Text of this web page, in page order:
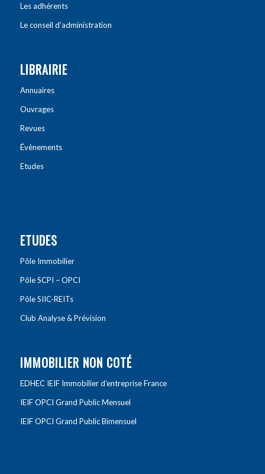
Les adhérents
Le conseil d’administration
LIBRAIRIE
Annuaires
Ouvrages
Revues
Évènements
Etudes
ETUDES
Pôle Immobilier
Pôle SCPI – OPCI
Pôle SIIC-REITs
Club Analyse & Prévision
IMMOBILIER NON COTÉ
EDHEC IEIF Immobilier d’entreprise France
IEIF OPCI Grand Public Mensuel
IEIF OPCI Grand Public Bimensuel